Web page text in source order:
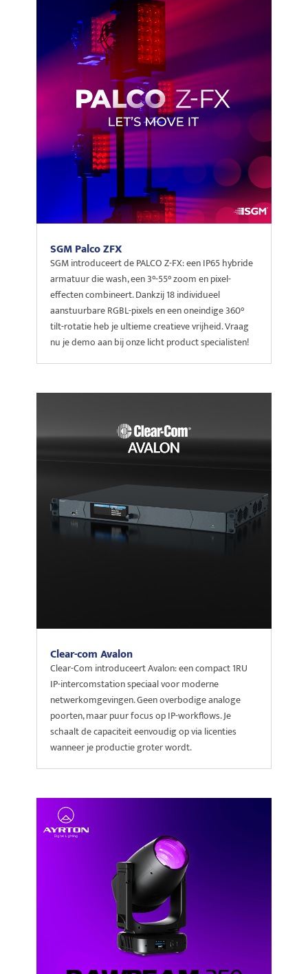
SGM Palco ZFX
SGM introduceert de PALCO Z-FX: een IP65 hybride
armatuur die wash, een 3°-55° zoom en pixel-
effecten combineert. Dankzij 18 individueel
aanstuurbare RGBL-pixels en een oneindige 360°
tilt-rotatie heb je ultieme creatieve vrijheid. Vraag
nu je demo aan bij onze licht product specialisten!
Clear-com Avalon
Clear-Com introduceert Avalon: een compact 1RU
IP-intercomstation speciaal voor moderne
netwerkomgevingen. Geen overbodige analoge
poorten, maar puur focus op IP-workflows. Je
schaalt de capaciteit eenvoudig op via licenties
wanneer je productie groter wordt.